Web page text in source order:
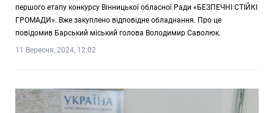
першого етапу конкурсу Вінницької обласної Ради «БЕЗПЕЧНІ СТІЙКІ
ГРОМАДИ». Вже закуплено відповідне обладнання. Про це
повідомив Барський міський голова Володимир Саволюк.
11 Вересня, 2024, 12:02